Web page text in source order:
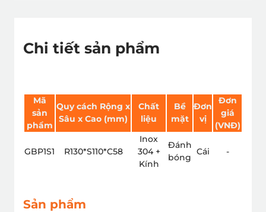
Chi tiết sản phẩm
Mã
sản
phẩm
Quy cách Rộng x
Sâu x Cao (mm)
Chất
liệu
Bề
mặt
Đơn
vị
Đơn
giá
(VNÐ)
GBP1S1 R130*S110*C58
Inox
304 +
Kính
Đánh
bóng
Cái -
Sản phẩm